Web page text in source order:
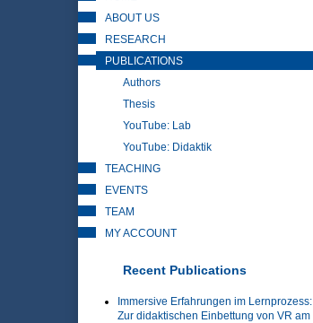
ABOUT US
RESEARCH
PUBLICATIONS
Authors
Thesis
YouTube: Lab
YouTube: Didaktik
TEACHING
EVENTS
TEAM
MY ACCOUNT
Recent Publications
Immersive Erfahrungen im Lernprozess:
Zur didaktischen Einbettung von VR am